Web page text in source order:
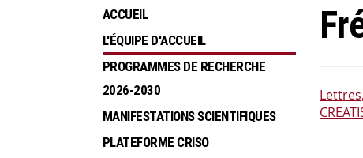
ACCUEIL
L'ÉQUIPE D'ACCUEIL
PROGRAMMES DE RECHERCHE
2026-2030
MANIFESTATIONS SCIENTIFIQUES
PLATEFORME CRISO